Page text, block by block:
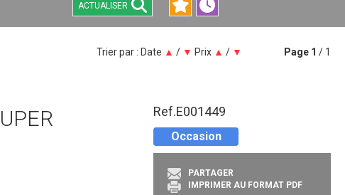
ACTUALISER
Trier par : Date ▲ / ▼ Prix ▲ / ▼ Page 1 / 1
Ref.E001449
Occasion
PARTAGER
IMPRIMER AU FORMAT PDF